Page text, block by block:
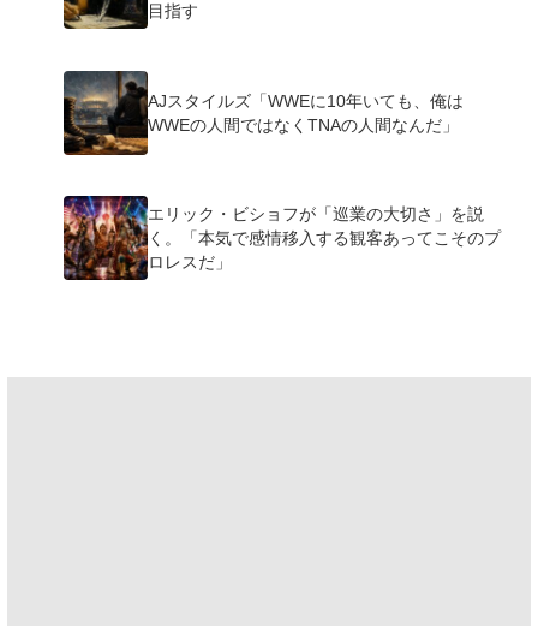
目指す
AJスタイルズ「WWEに10年いても、俺は
WWEの人間ではなくTNAの人間なんだ」
エリック・ビショフが「巡業の大切さ」を説
く。「本気で感情移入する観客あってこそのプ
ロレスだ」